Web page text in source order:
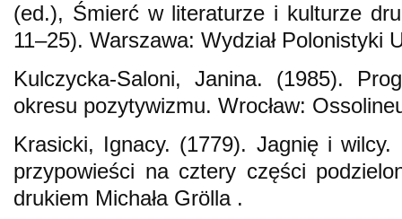
(ed.), Śmierć w literaturze i kulturze
11–25). Warszawa: Wydział Polonistyki
Kulczycka-Saloni, Janina. (1985).
okresu pozytywizmu. Wrocław:
Krasicki, Ignacy. (1779). Jagnię i
przypowieści na cztery części
drukiem Michała Grölla .